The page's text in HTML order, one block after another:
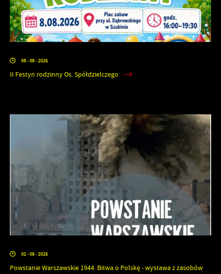
08 - 08 - 2026
II Festyn rodzinny Os. Spółdzielczego
02 - 08 - 2026
Powstanie Warszawskie 1944. Bitwa o Polskę - wystawa z zasobów